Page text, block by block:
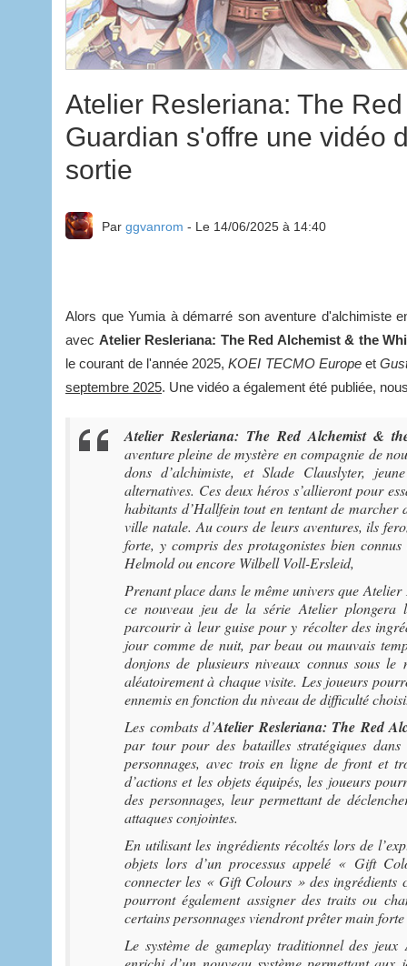
Atelier Resleriana: The
Guardian s'offre une vidéo
sortie
Par ggvanrom - Le 14/06/2025 à 14:40
Alors que Yumia à démarré son aventure d'alchimiste
avec Atelier Resleriana: The Red Alchemist & the
le courant de l'année 2025,KOEI TECMO Europeet
septembre 2025. Une vidéo a également été publiée,
Atelier Resleriana: The Red Alchemist &
aventure pleine de mystère en compagnie de
dons d’alchimiste, et Slade Clauslyter,
alternatives. Ces deux héros s’allieront pour
habitants d’Hallfein tout en tentant de
ville natale. Au cours de leurs aventures, ils
forte, y compris des protagonistes bien
Helmold ou encore Wilbell Voll-Ersleid,
Prenant place dans le même univers queAtelier
ce nouveau jeu de la série Atelierplongera
parcourir à leur guise pour y récolter des
jour comme de nuit, par beau ou mauvais
donjons de plusieurs niveaux connus sous
aléatoirement à chaque visite. Les joueurs
ennemis en fonction du niveau de difficulté choisi.
Les combats d’Atelier Resleriana: The Red
par tour pour des batailles stratégiques
personnages, avec trois en ligne de front et
d’actions et les objets équipés, les joueurs
des personnages, leur permettant de
attaques conjointes.
En utilisant les ingrédients récoltés lors de
objets lors d’un processus appelé « Gift
connecter les « Gift Colours » des ingrédients
pourront également assigner des traits ou
certains personnages viendront prêter main
Le système de gameplay traditionnel des jeux